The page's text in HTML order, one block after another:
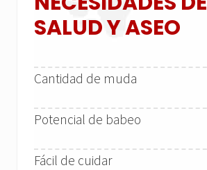
SALUD Y ASEO
Cantidad de muda
Potencial de babeo
Fácil de cuidar